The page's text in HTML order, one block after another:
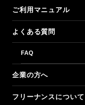
ご利用マニュアル
よくある質問
FAQ
企業の方へ
フリーナンスについて